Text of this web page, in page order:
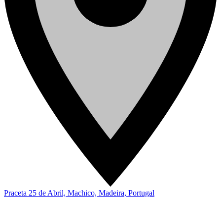
Praceta 25 de Abril, Machico, Madeira, Portugal